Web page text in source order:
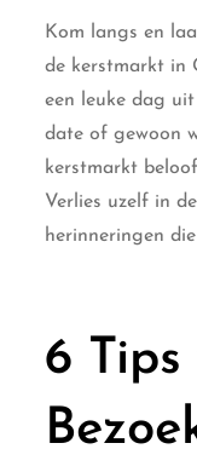
Kom langs en
de kerstmarkt in
een leuke dag
date of gewoon
kerstmarkt
Verlies uzelf in
herinneringen
6 Tips